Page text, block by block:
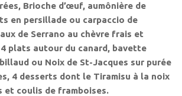
Brioche d’œuf, aumônière de
en persillade ou carpaccio de
de Serrano au chèvre frais et
plats autour du canard, bavette
ou Noix de St-Jacques sur purée
4 desserts dont le Tiramisu à la noix
et coulis de framboises.